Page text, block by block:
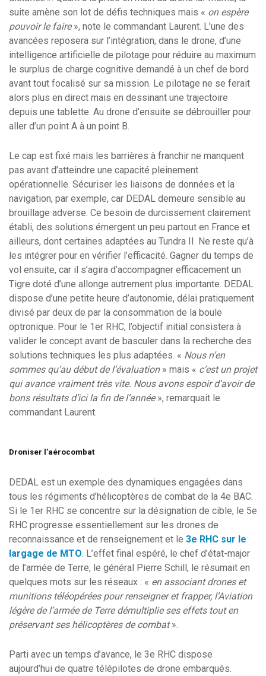
suite amène son lot de défis techniques mais « on espère
pouvoir le faire», note le commandant Laurent. L’une des
avancées reposera sur l’intégration, dans le drone, d’une
intelligence artificielle de pilotage pour réduire au maximum
le surplus de charge cognitive demandé à un chef de bord
avant tout focalisé sur sa mission. Le pilotage ne se ferait
alors plus en direct mais en dessinant une trajectoire
depuis une tablette. Au drone d’ensuite se débrouiller pour
aller d’un point A à un point B.
Le cap est fixé mais les barrières à franchir ne manquent
pas avant d’atteindre une capacité pleinement
opérationnelle. Sécuriser les liaisons de données et la
navigation, par exemple, car DEDAL demeure sensible au
brouillage adverse. Ce besoin de durcissement clairement
établi, des solutions émergent un peu partout en France et
ailleurs, dont certaines adaptées au Tundra II. Ne reste qu’à
les intégrer pour en vérifier l’efficacité. Gagner du temps de
vol ensuite, car il s’agira d’accompagner efficacement un
Tigre doté d’une allonge autrement plus importante. DEDAL
dispose d’une petite heure d’autonomie, délai pratiquement
divisé par deux de par la consommation de la boule
optronique. Pour le 1er RHC, l’objectif initial consistera à
valider le concept avant de basculer dans la recherche des
solutions techniques les plus adaptées. « Nous n’en
sommes qu’au début de l’évaluation» mais « c’est un projet
qui avance vraiment très vite. Nous avons espoir d’avoir de
bons résultats d’ici la fin de l’année», remarquait le
commandant Laurent.
Droniser l’aérocombat
DEDAL est un exemple des dynamiques engagées dans
tous les régiments d’hélicoptères de combat de la 4e BAC.
Si le 1er RHC se concentre sur la désignation de cible, le 5e
RHC progresse essentiellement sur les drones de
reconnaissance et de renseignement et le 3e RHC sur le
largage de MTO. L’effet final espéré, le chef d’état-major
de l’armée de Terre, le général Pierre Schill, le résumait en
quelques mots sur les réseaux : « en associant drones et
munitions téléopérées pour renseigner et frapper, l’Aviation
légère de l’armée de Terre démultiplie ses effets tout en
préservant ses hélicoptères de combat».
Parti avec un temps d’avance, le 3e RHC dispose
aujourd’hui de quatre télépilotes de drone embarqués.